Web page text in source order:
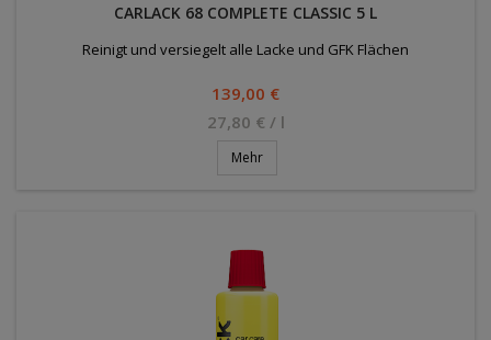
CARLACK 68 COMPLETE CLASSIC 5 L
Reinigt und versiegelt alle Lacke und GFK Flächen
Preis
139,00 €
27,80 € / l
Mehr